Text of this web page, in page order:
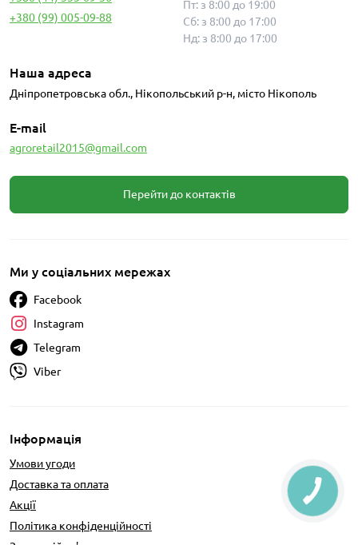
+380 (99) 005-09-88
Пт: з 8:00 до 19:00
Сб: з 8:00 до 17:00
Нд: з 8:00 до 17:00
Наша адреса
Дніпропетровська обл., Нікопольський р-н, місто Нікополь
E-mail
agroretail2015@gmail.com
Перейти до контактів
Інформація
Умови угоди
Доставка та оплата
Акції
Політика конфіденційності
Ми у соціальних мережах
Facebook
Instagram
Telegram
Viber